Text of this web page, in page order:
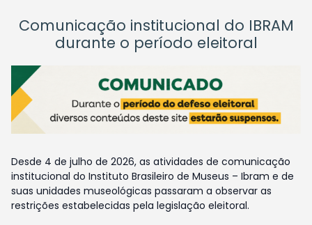
Comunicação institucional do IBRAM
durante o período eleitoral
Desde 4 de julho de 2026, as atividades de comunicação
institucional do Instituto Brasileiro de Museus – Ibram e de
suas unidades museológicas passaram a observar as
restrições estabelecidas pela legislação eleitoral.